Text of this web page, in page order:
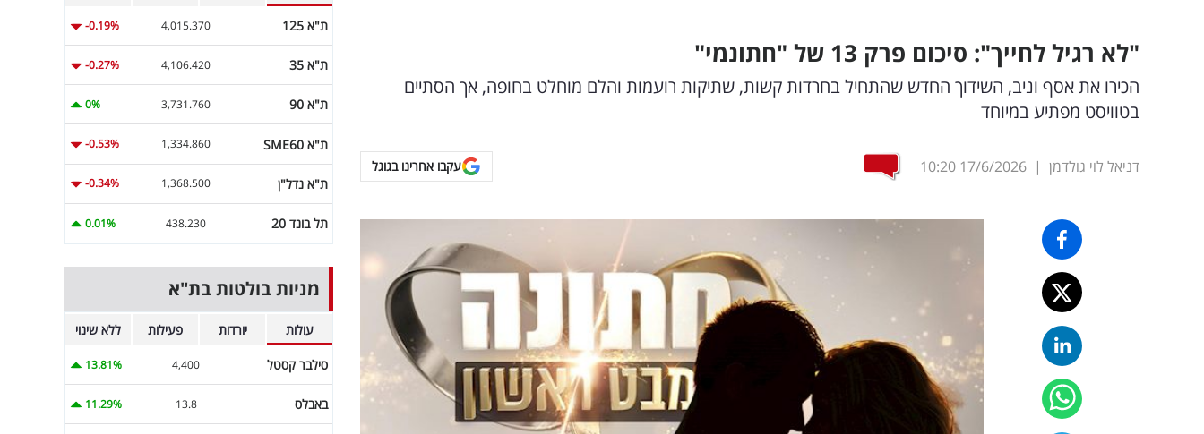
"לא רגיל לחייך": סיכום פרק 13 של "חתונמי"
הכירו את אסף וניב, השידוך החדש שהתחיל בחרדות קשות, שתיקות רועמות והלם מוחלט בחופה, אך הסתיים
בטוויסט מפתיע במיוחד
דניאל לוי גולדמן |
17/6/2026
10:20 עקבו אחרינו בגוגל
ת"א 125 4,015.370
-0.19%
ת"א 35 4,106.420
-0.27%
ת"א 90 3,731.760
0%
ת"א SME60 1,334.860
-0.53%
ת"א נדל"ן 1,368.500
-0.34%
תל בונד 20 438.230
0.01%
מניות בולטות בת"א
עולות יורדות פעילות ללא שינוי
סילבר קסטל 4,400
13.81%
באבלס 13.8
11.29%